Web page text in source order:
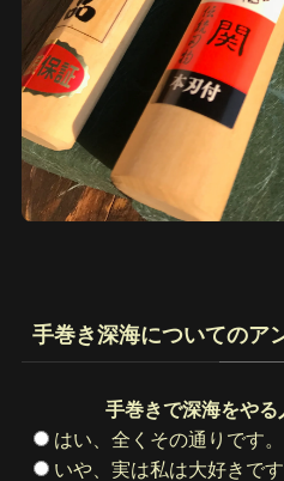
手巻き深海についてのア
手巻きで深海をや
はい、全くその通りです。
いや、実は私は大好きで